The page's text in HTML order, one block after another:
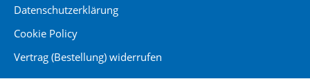
Datenschutzerklärung
Cookie Policy
Vertrag (Bestellung) widerrufen